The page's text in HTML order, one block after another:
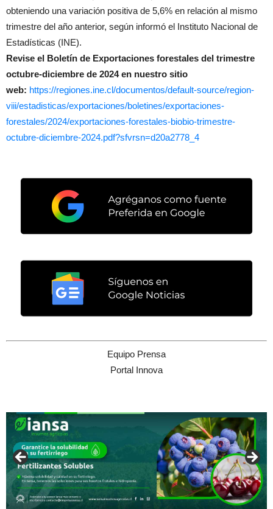
obteniendo una variación positiva de 5,6% en relación al mismo
trimestre del año anterior, según informó el Instituto Nacional de
Estadísticas (INE).
Revise el Boletín de Exportaciones forestales del trimestre
octubre-diciembre de 2024 en nuestro sitio
web: https://regiones.ine.cl/documentos/default-source/region-
viii/estadisticas/exportaciones/boletines/exportaciones-
forestales/2024/exportaciones-forestales-biobio-trimestre-
octubre-diciembre-2024.pdf?sfvrsn=d20a2778_4
Equipo Prensa
Portal Innova